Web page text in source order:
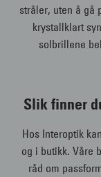
stråler, uten å gå
krystallklart
solbrillene
Slik finner
Hos Interoptik
og i butikk. Våre
råd om